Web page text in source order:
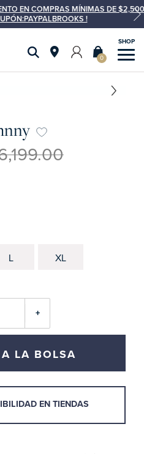
EN COMPRAS MÍNIMAS DE $2,500
!
0
L XL
+
LA BOLSA
EN TIENDAS